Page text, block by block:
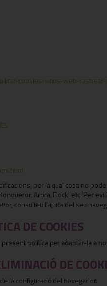
cookies-sitios-web-
per la qual cosa no
Arora, Flock, etc. Per
consulteu l'ajuda del seu
DE COOKIES
política per adaptar-la a
DE
la configuració del navegador.